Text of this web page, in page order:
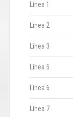
Línea 1
Línea 2
Línea 3
Línea 5
Línea 6
Línea 7